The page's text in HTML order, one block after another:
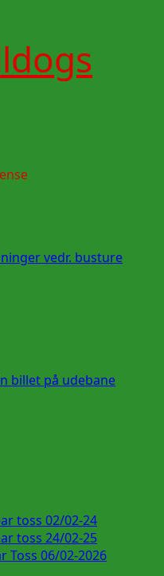
vedr. busture
billet på udebane
toss 02/02-24
toss 24/02-25
Toss 06/02-2026